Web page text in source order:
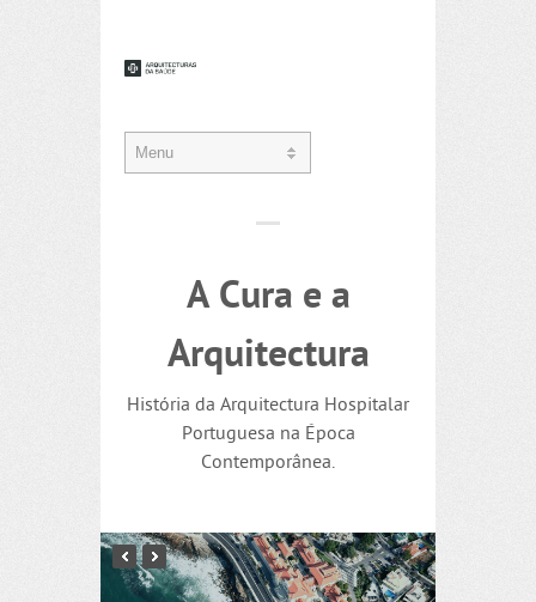
A Cura e a
Arquitectura
História da Arquitectura Hospitalar
Portuguesa na Época
Contemporânea.